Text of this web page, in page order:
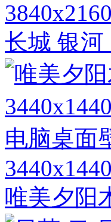
3840x2160
长城 银河
3440x1440
唯美夕阳